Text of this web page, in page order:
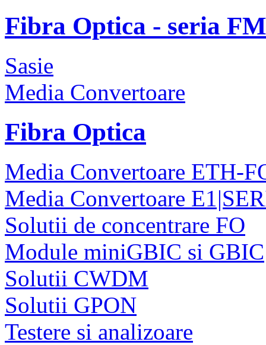
Fibra Optica - seria
Sasie
Media Convertoare
Fibra Optica
Media Convertoare ETH-
Media Convertoare
Solutii de concentrare FO
Module miniGBIC si GBIC
Solutii CWDM
Solutii GPON
Testere si analizoare